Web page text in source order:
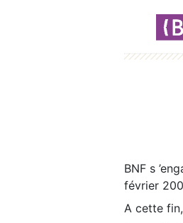
BNF s
février
A cette